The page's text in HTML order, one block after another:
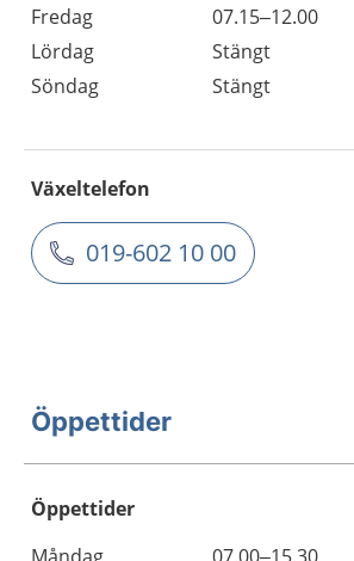
Fredag
07.15–12.00
Lördag
Stängt
Söndag
Stängt
Växeltelefon
019-602 10 00
Öppettider
Öppettider
Dag
Öppettider
Kommentarer
Måndag
07.00–15.30